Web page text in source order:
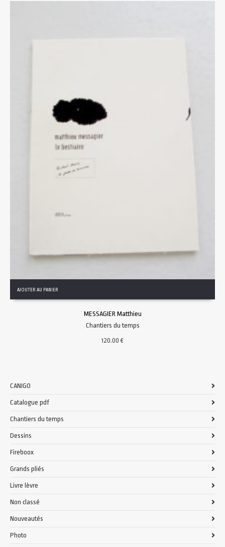
AJOUTER AU PANIER
MESSAGIER Matthieu
Chantiers du temps
120.00€
CANIGO
Catalogue pdf
Chantiers du temps
Dessins
Fireboox
Grands pliés
Livre lèvre
Non classé
Nouveautés
Photo